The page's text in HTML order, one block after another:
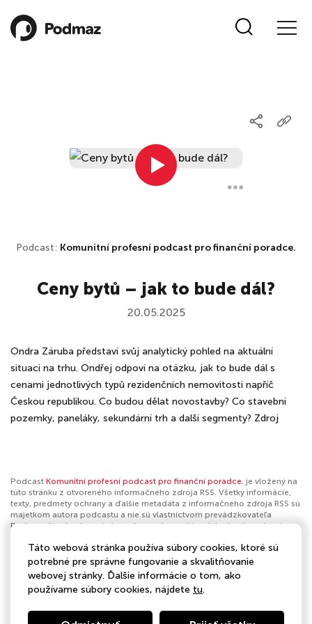
Podcast: Komunitní profesní podcast pro finanční poradce.
Ceny bytů – jak to bude dál?
20.05.2025
Ondra Záruba představí svůj analytický pohled na aktuální
situaci na trhu. Ondřej odpoví na otázku, jak to bude dál s
cenami jednotlivých typů rezidenčních nemovitosti napříč
Českou republikou. Co budou dělat novostavby? Co stavební
pozemky, paneláky, sekundární trh a další segmenty? Zdroj
Podcast Komunitní profesní podcast pro finanční poradce. je vložený na
túto stránku z otvoreného informačného zdroja RSS. Všetky informácie,
texty, predmety ochrany a ďalšie metadáta z informačného zdroja RSS sú
majetkom autora podcastu a nie sú vlastníctvom prevádzkovateľa
Podmaz, ktorý ani nevytvára ani nezodpovedá za ich obsah podcastov.
Podmaz, môžešnahlásiť obsah. Ak je toto tvoj podcast a chceš získať
kontrolu nad týmto profilomklikni sem.
Autor:Poradci-sobě.cz
Kategórie: Vzdelávanie Manažment
Táto webová stránka používa súbory cookies, ktoré sú
potrebné pre správne fungovanie a skvalitňovanie
webovej stránky. Ďalšie informácie o tom, ako
používame súbory cookies, nájdete tu.